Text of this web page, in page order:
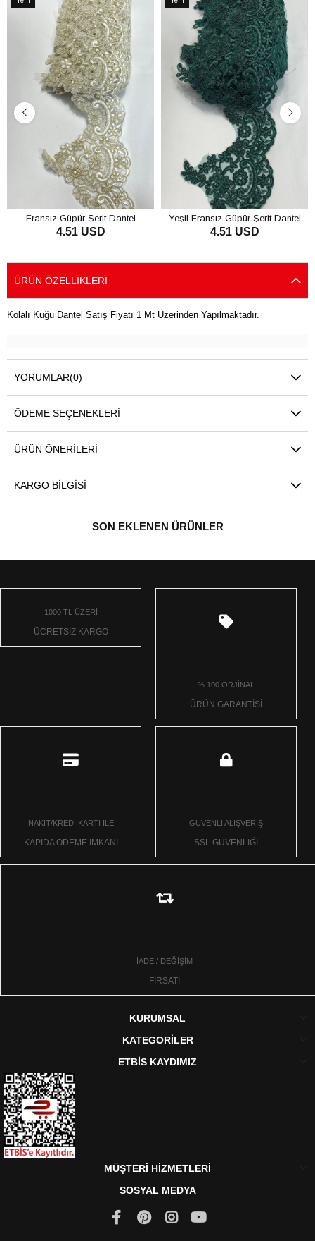
Fransız Güpür Şerit Dantel
4.51 USD
Yeşil Fransız Güpür Şerit Dantel
4.51 USD
ÜRÜN ÖZELLIKLERI
Kolalı Kuğu Dantel Satış Fiyatı 1 Mt Üzerinden Yapılmaktadır.
YORUMLAR(0)
ÖDEME SEÇENEKLERI
ÜRÜN ÖNERILERI
KARGO BILGISI
SON EKLENEN ÜRÜNLER
1000 TL ÜZERİ
ÜCRETSİZ KARGO
% 100 ORJİNAL
ÜRÜN GARANTİSİ
NAKİT/KREDİ KARTI İLE
KAPIDA ÖDEME İMKANI
GÜVENLİ ALIŞVERİŞ
SSL GÜVENLİĞİ
İADE / DEĞİŞİM
FIRSATI
KURUMSAL
KATEGORİLER
ETBİS KAYDIMIZ
MÜŞTERİ HİZMETLERİ
SOSYAL MEDYA